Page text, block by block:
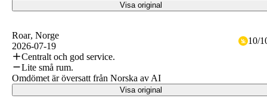
Visa original
Roar, Norge
2026-07-19
10/
Centralt och god service.
Lite små rum.
Omdömet är översatt från Norska av AI
Visa original